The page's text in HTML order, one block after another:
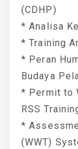
(CDHP)
* Analisa
* Training
* Peran
Budaya
* Permit to
RSS
*
(WWT)